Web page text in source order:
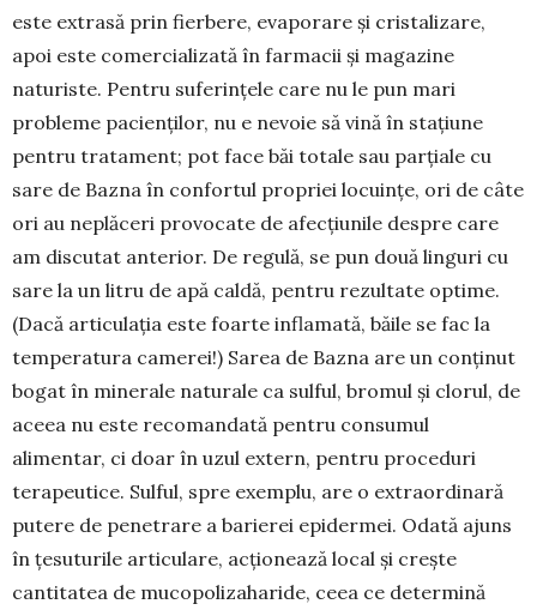
este extrasă prin fierbere, evaporare și cristalizare,
apoi este comercializată în farmacii și magazine
naturiste. Pentru suferințele care nu le pun mari
probleme pacienților, nu e nevoie să vină în stațiune
pentru tratament; pot face băi totale sau parțiale cu
sare de Bazna în confortul propriei locuințe, ori de câte
ori au neplăceri pro­vocate de afecțiunile despre care
am discutat anterior. De regulă, se pun două linguri cu
sare la un litru de apă caldă, pentru rezultate optime.
(Dacă articulația este foarte inflamată, băile se fac la
temperatura camerei!) Sarea de Bazna are un conținut
bogat în minerale naturale ca sulful, bromul și clorul, de
aceea nu este recomandată pentru consumul
alimentar, ci doar în uzul extern, pentru proceduri
terapeutice. Sulful, spre exem­plu, are o extraordinară
putere de penetrare a barierei epidermei. Odată ajuns
în țesuturile arti­cu­lare, acționează local și crește
cantitatea de mucopolizaharide, ceea ce determină